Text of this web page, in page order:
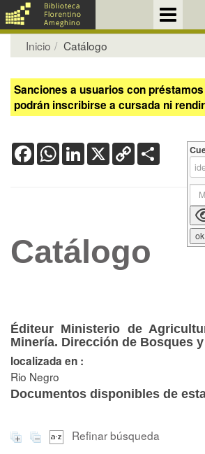
Inicio Catálogo
Sanciones a usuarios con
podrán inscribirse a cursada ni
FacebookWhatsApp
LinkedIn
X Copy
Link
Catálogo
Éditeur Ministerio de
Minería. Dirección de Bosques
localizada en :
Rio Negro
Documentos disponibles de
Refinar búsqueda